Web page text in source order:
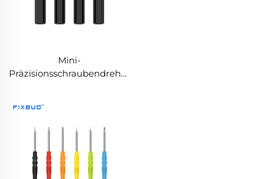
Mini-
Präzisionsschraubendreher
magnetischer
Schraubendreher